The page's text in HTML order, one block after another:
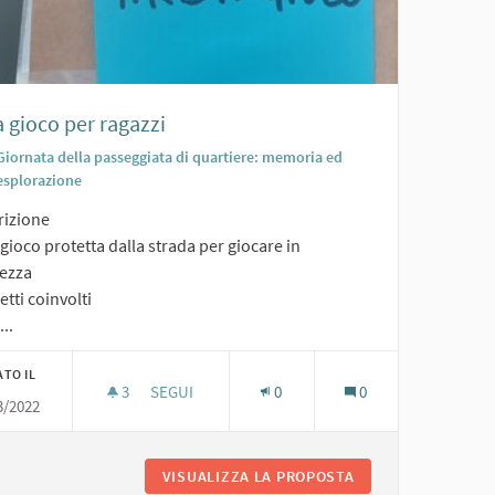
gioco per ragazzi
della passeggiata di quartiere: memoria ed
protetta dalla strada per giocare in
coinvolti
IL
2022
3 3 SOSTENITORI
SEGUI 0 0
VISUALIZZA LA PROPOSTA